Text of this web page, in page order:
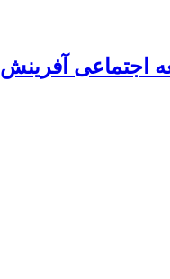
اجتماعی آفرینش